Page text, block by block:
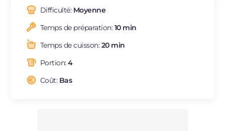
ES
BR
NL
Difficulté: Moyenne
Temps de préparation:10 min
Temps de cuisson:20 min
Portion:4
Coût: Bas